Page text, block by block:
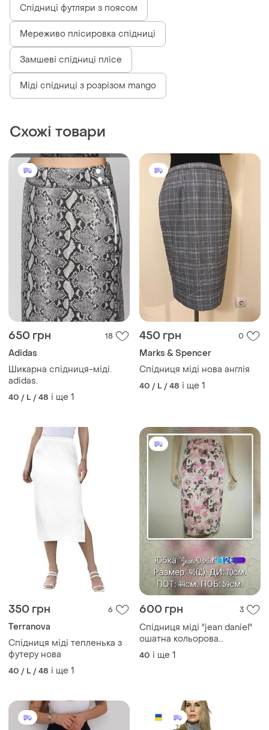
Спідниці футляри з поясом
Мереживо плісировка спідниці
Замшеві спідниці плісе
Міді спідниці з розрізом mango
Схожі товари
650 грн 18
Adidas
Шикарна спідниця-міді.
adidas.
40 / L / 48 і ще 1
450 грн 0
Marks & Spencer
Спідниця міді нова англія
40 / L / 48 і ще 1
350 грн 6
Terranova
Спідниця міді тепленька з
футеру нова
40 / L / 48 і ще 1
600 грн 3
Спідниця міді "jean daniel"
ошатна кольорова
(німеччина)
40 і ще 1